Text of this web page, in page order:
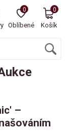
Oblíbené
0
Košík
0
–